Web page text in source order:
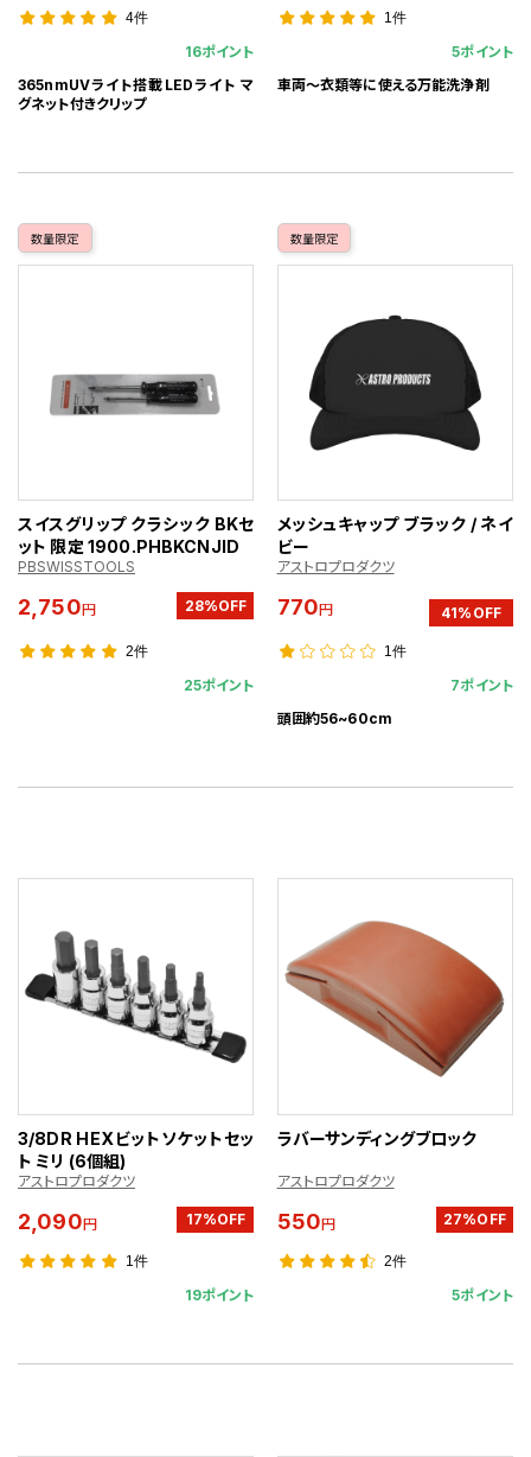
4件
16ポイント
365nmUVライト搭載LEDライト マ
グネット付きクリップ
1件
5ポイント
車両～衣類等に使える万能洗浄剤
数量限定
スイスグリップ クラシック BKセ
ット 限定 1900.PHBKCNJID
PBSWISSTOOLS
2,750円 28%OFF
2件
25ポイント
数量限定
メッシュキャップ ブラック / ネイ
ビー
アストロプロダクツ
770円 41%OFF
1件
7ポイント
頭囲約56~60cm
3/8DR HEXビットソケットセッ
ト ミリ (6個組)
アストロプロダクツ
2,090円 17%OFF
1件
19ポイント
ラバーサンディングブロック
アストロプロダクツ
550円 27%OFF
2件
5ポイント